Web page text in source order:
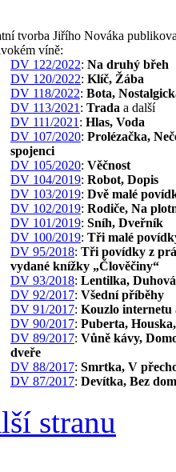
tvorba Jiřího Nováka
víně:
DV 122/2022: Na druhý břeh
DV 120/2022: Klíč, Žába
DV 118/2022: Bota,
DV 113/2021 : Trada a další
DV 111/2021 : Hlas, Voda
DV 107/2020: Prolézačka,
spojenci
DV 105/2020: Věčnost
DV 104/2019: Robot, Dopis
DV 103/2019: Dvě malé
DV 102/2019: Rodiče, Na
DV 101/2019: Sníh, Dveřník
DV 100/2019: Tři malé
DV 95/2018: Tři povídky z
vydané knížky „Člověčiny“
DV 93/2018: Lentilka,
DV 92/2017: Všední příběhy
DV 91/2017: Kouzlo internetu
DV 90/2017: Puberta,
DV 89/2017: Vůně kávy,
dveře
DV 88/2017: Smrtka, V
DV 87/2017: Devítka, Bez
stranu